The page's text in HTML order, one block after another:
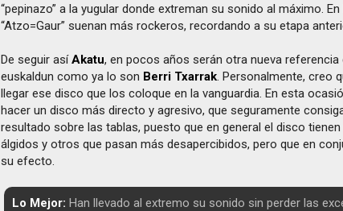
“pepinazo” a la yugular donde extreman su sonido al máximo.
“Atzo=Gaur” suenan más rockeros, recordando a su etapa
De seguir asíAkatu, en pocos años serán otra nueva
euskaldun como ya lo son Berri Txarrak. Personalmente, creo
llegar ese disco que los coloque en la vanguardia. En esta
hacer un disco más directo y agresivo, que seguramente
resultado sobre las tablas, puesto que en general el disco
álgidos y otros que pasan más desapercibidos, pero que en
su efecto.
Lo Mejor: Han llevado al extremo su sonido sin perder las